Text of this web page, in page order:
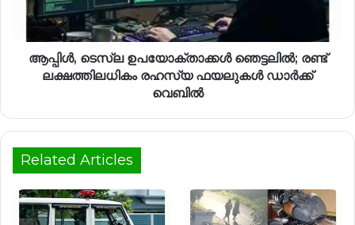
ആപ്പിൾ, ടെസ്‌ല ഉപയോക്താക്കൾ ഞെട്ടലിൽ; രണ്ട്
ലക്ഷത്തിലധികം രഹസ്യ ഫയലുകൾ ഡാർക്ക്
വെബിൽ
Related Articles